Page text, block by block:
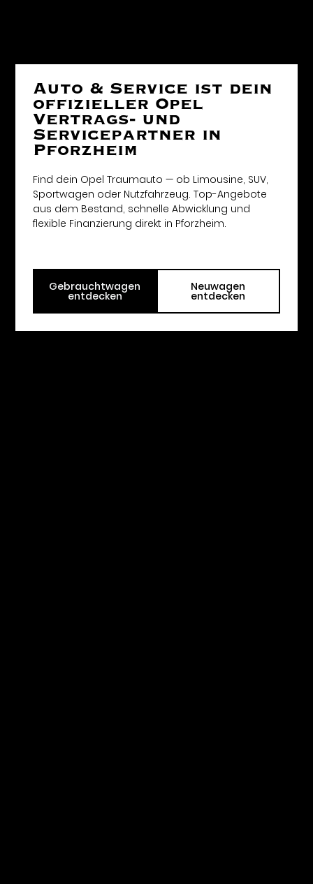
Auto & Service ist dein
offizieller Opel
Vertrags- und
Servicepartner in
Pforzheim
Find dein Opel Traumauto — ob Limousine, SUV,
Sportwagen oder Nutzfahrzeug. Top-Angebote
aus dem Bestand, schnelle Abwicklung und
flexible Finanzierung direkt in Pforzheim.
Gebrauchtwagen
entdecken
Neuwagen
entdecken